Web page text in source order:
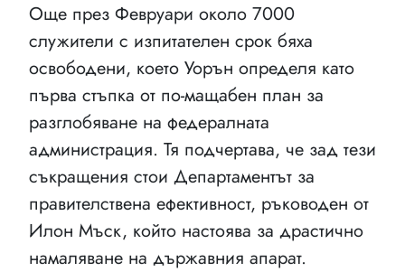
Още през Февруари около 7000
служители с изпитателен срок бяха
освободени, което Уорън определя като
първа стъпка от по-мащабен план за
разглобяване на федералната
администрация. Тя подчертава, че зад тези
съкращения стои Департаментът за
правителствена ефективност, ръководен от
Илон Мъск, който настоява за драстично
намаляване на държавния апарат.